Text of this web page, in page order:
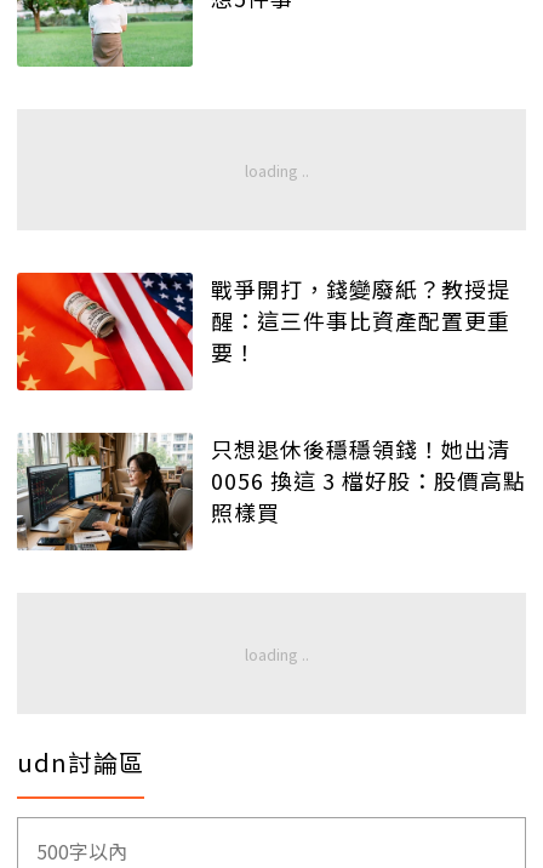
戰爭開打，錢變廢紙？教授提
醒：這三件事比資產配置更重
要！
只想退休後穩穩領錢！她出清
0056 換這 3 檔好股：股價高點
照樣買
udn討論區